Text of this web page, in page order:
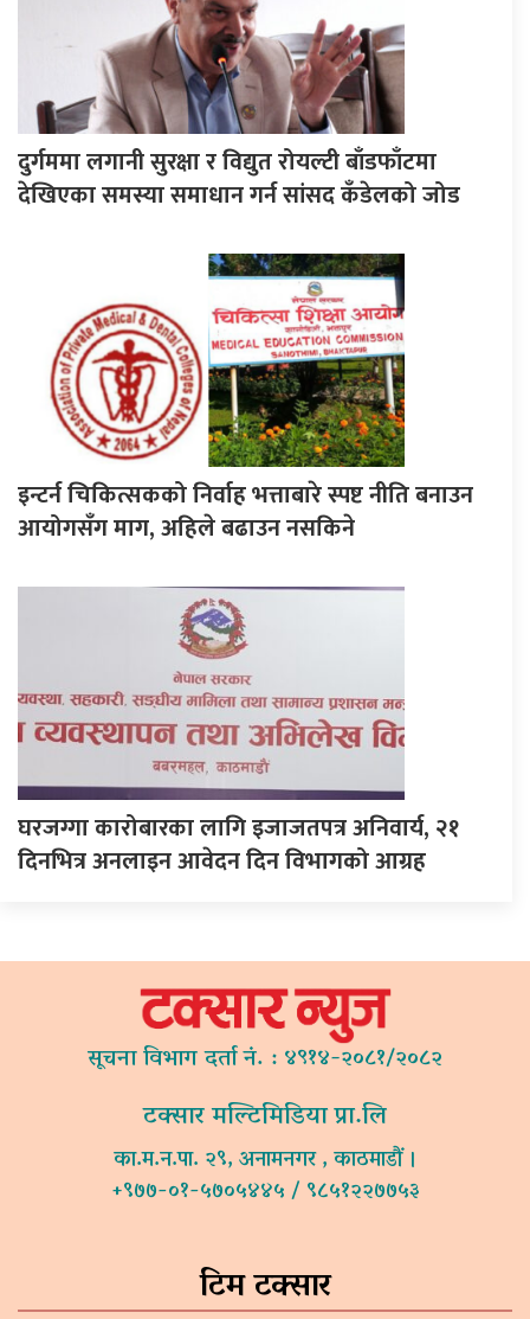
दुर्गममा लगानी सुरक्षा र विद्युत रोयल्टी बाँडफाँटमा
देखिएका समस्या समाधान गर्न सांसद कँडेलको जोड
इन्टर्न चिकित्सकको निर्वाह भत्ताबारे स्पष्ट नीति बनाउन
आयोगसँग माग, अहिले बढाउन नसकिने
घरजग्गा कारोबारका लागि इजाजतपत्र अनिवार्य, २१
दिनभित्र अनलाइन आवेदन दिन विभागको आग्रह
सूचना विभाग दर्ता नं. : ४९१४-२०८१/२०८२
टक्सार मल्टिमिडिया प्रा.लि
का.म.न.पा. २९, अनामनगर , काठमाडौं ।
+९७७-०१-५७०५४४५ / ९८५१२२७७५३
टिम टक्सार